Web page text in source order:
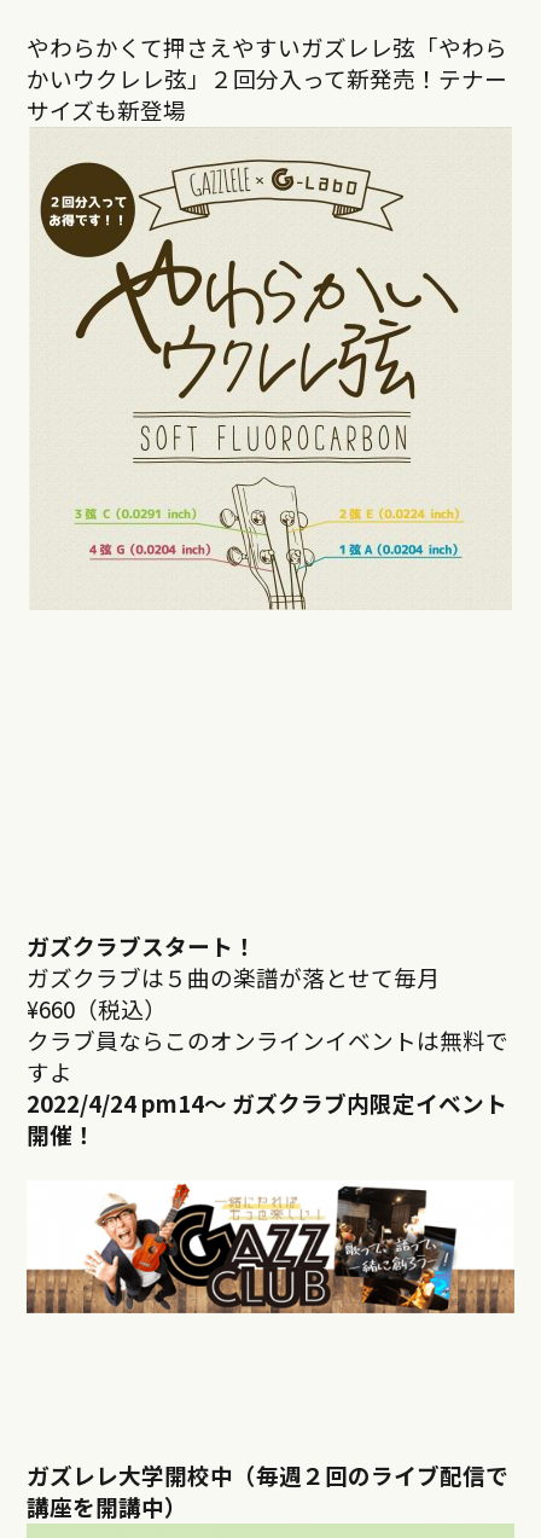
やわらかくて押さえやすいガズレレ弦「やわら
かいウクレレ弦」２回分入って新発売！テナー
サイズも新登場
ガズクラブスタート！
ガズクラブは５曲の楽譜が落とせて毎月
¥660（税込）
クラブ員ならこのオンラインイベントは無料で
すよ
2022/4/24 pm14～ ガズクラブ内限定イベント
開催！
ガズレレ大学開校中（毎週２回のライブ配信で
講座を開講中）